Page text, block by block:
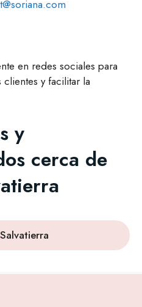
en redes sociales para
y facilitar la
y
cerca de